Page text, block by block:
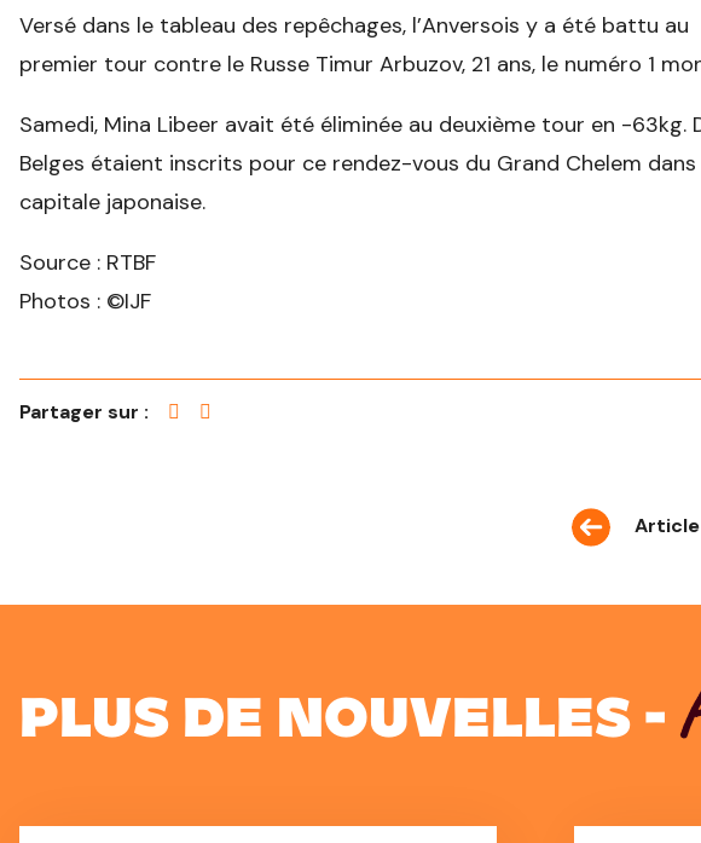
Versé dans le tableau des repêchages, l’Anversois y a été battu au
premier tour contre le Russe Timur Arbuzov, 21 ans, le numéro 1
Samedi, Mina Libeer avait été éliminée au deuxième tour en -63kg.
Belges étaient inscrits pour ce rendez-vous du Grand Chelem dans
capitale japonaise.
Source : RTBF
Photos : ©IJF
Partager sur :
Plus de nouvelles -